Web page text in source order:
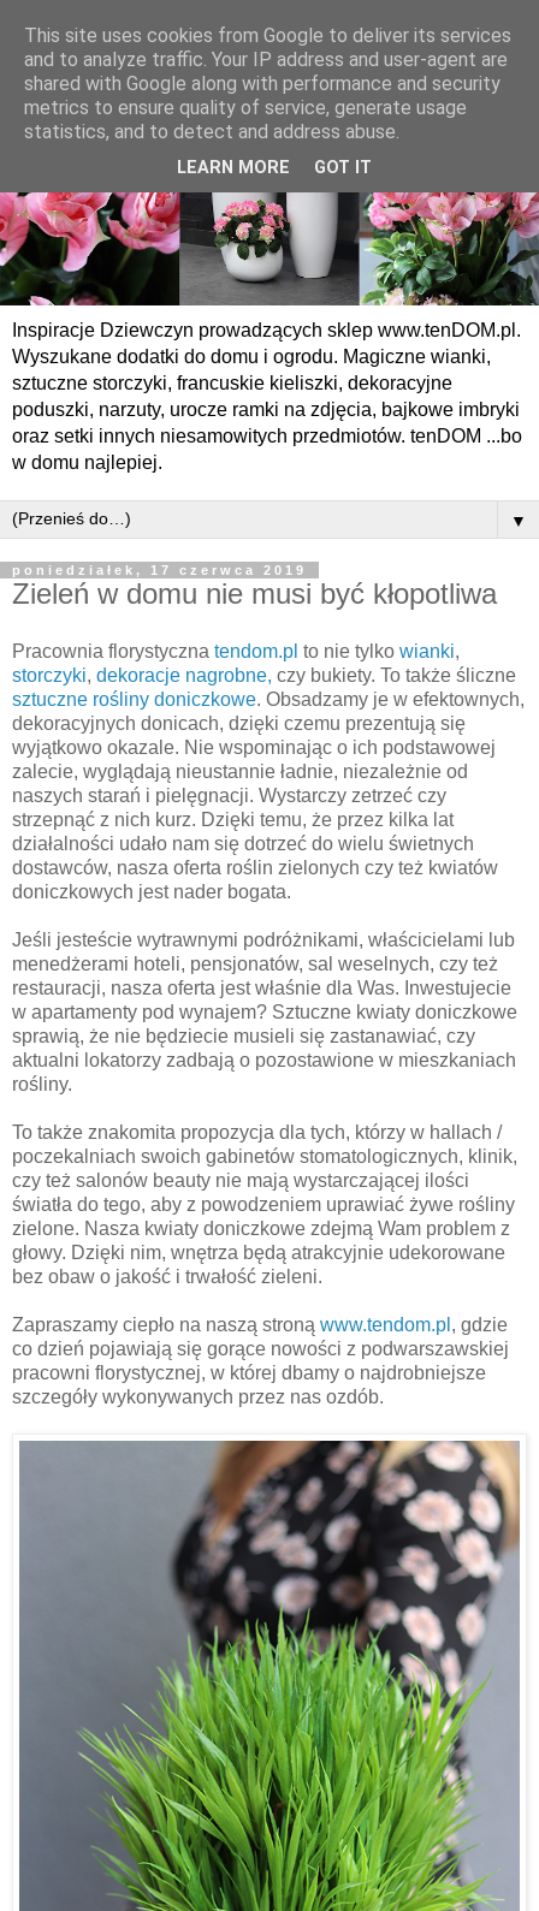
Inspiracje Dziewczyn prowadzących sklep www.tenDOM.pl.
Wyszukane dodatki do domu i ogrodu. Magiczne wianki,
sztuczne storczyki, francuskie kieliszki, dekoracyjne
poduszki, narzuty, urocze ramki na zdjęcia, bajkowe imbryki
oraz setki innych niesamowitych przedmiotów. tenDOM ...bo
w domu najlepiej.
▼
poniedziałek, 17 czerwca 2019
Zieleń w domu nie musi być kłopotliwa
Pracownia florystyczna tendom.pl to nie tylko wianki,
storczyki, dekoracje nagrobne, czy bukiety. To także śliczne
sztuczne rośliny doniczkowe. Obsadzamy je w efektownych,
dekoracyjnych donicach, dzięki czemu prezentują się
wyjątkowo okazale. Nie wspominając o ich podstawowej
zalecie, wyglądają nieustannie ładnie, niezależnie od
naszych starań i pielęgnacji. Wystarczy zetrzeć czy
strzepnąć z nich kurz. Dzięki temu, że przez kilka lat
działalności udało nam się dotrzeć do wielu świetnych
dostawców, nasza oferta roślin zielonych czy też kwiatów
doniczkowych jest nader bogata.
Jeśli jesteście wytrawnymi podróżnikami, właścicielami lub
menedżerami hoteli, pensjonatów, sal weselnych, czy też
restauracji, nasza oferta jest właśnie dla Was. Inwestujecie
w apartamenty pod wynajem? Sztuczne kwiaty doniczkowe
sprawią, że nie będziecie musieli się zastanawiać, czy
aktualni lokatorzy zadbają o pozostawione w mieszkaniach
rośliny.
To także znakomita propozycja dla tych, którzy w hallach /
poczekalniach swoich gabinetów stomatologicznych, klinik,
czy też salonów beauty nie mają wystarczającej ilości
światła do tego, aby z powodzeniem uprawiać żywe rośliny
zielone. Nasza kwiaty doniczkowe zdejmą Wam problem z
głowy. Dzięki nim, wnętrza będą atrakcyjnie udekorowane
bez obaw o jakość i trwałość zieleni.
Zapraszamy ciepło na naszą stroną www.tendom.pl , gdzie
co dzień pojawiają się gorące nowości z podwarszawskiej
pracowni florystycznej, w której dbamy o najdrobniejsze
szczegóły wykonywanych przez nas ozdób.
This site uses cookies from Google to deliver its services
and to analyze traffic. Your IP address and user-agent are
shared with Google along with performance and security
metrics to ensure quality of service, generate usage
statistics, and to detect and address abuse.
LEARN MORE GOT IT